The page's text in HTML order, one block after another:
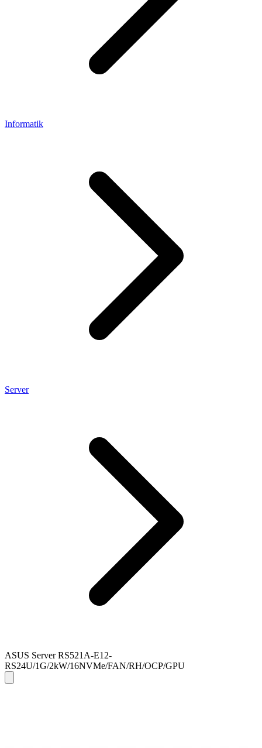
Informatik
Server
ASUS Server RS521A-E12-
RS24U/1G/2kW/16NVMe/FAN/RH/OCP/GPU